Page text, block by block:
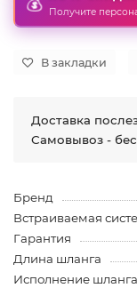
Получите
В закладки
Доставка
Самовывоз -
Бренд
Встраиваемая
Гарантия
Длина шланга
Исполнение шланга